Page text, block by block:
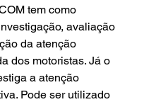
tem como
avaliação
da atenção
dos motoristas. Já o
a atenção
Pode ser utilizado